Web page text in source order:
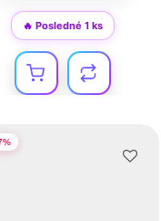
🔥 Posledné 1 ks
%